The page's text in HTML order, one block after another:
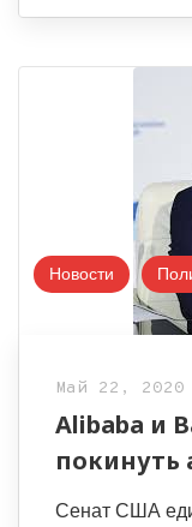
Новости
Май 22, 2020
Alibaba и
Сенат США